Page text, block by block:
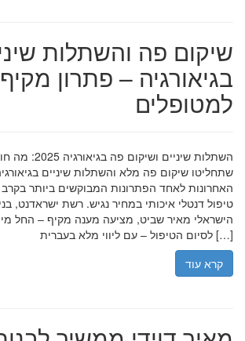
שיקום פה והשתלות
בגיאורגיה – פתרון מקיף
למטופלים
השתלות שיניים
שתחליטו שיקום פה מלא והשתלות שיניים
האחרונות לאחד הפתרונות המבוקשים ביותר
טיפול דנטלי איכותי במחיר נגיש. רשת ישראדנט,
הישראלי מאיר שביט, מציעה מענה מקיף – החל
לסיום הטיפול – עם ליווי מלא בעברית […]
קרא עוד